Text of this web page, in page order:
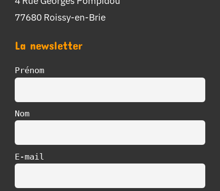
77680 Roissy-en-Brie
La newsletter
Prénom
Nom
E-mail